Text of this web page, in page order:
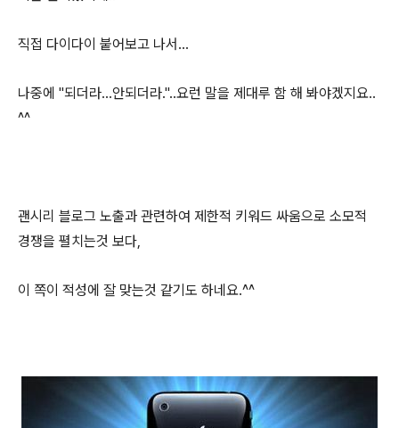
직접 다이다이 붙어보고 나서...
나중에 "되더라...안되더라."..요런 말을 제대루 함 해 봐야겠지요..
^^
괜시리 블로그 노출과 관련하여 제한적 키워드 싸움으로 소모적
경쟁을 펼치는것 보다,
이 쪽이 적성에 잘 맞는것 같기도 하네요.^^